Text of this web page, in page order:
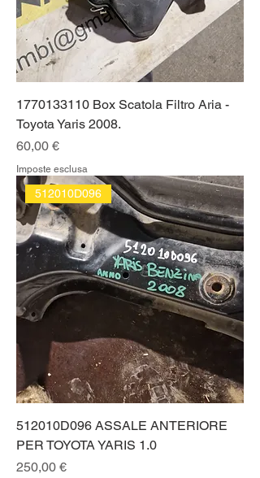
1770133110 Box Scatola Filtro Aria -
Toyota Yaris 2008.
Prezzo
60,00 €
Imposte esclusa
512010D096
512010D096 ASSALE ANTERIORE
PER TOYOTA YARIS 1.0
Prezzo
250,00 €